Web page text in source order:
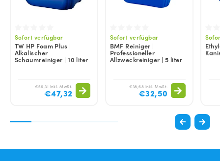
Sofort verfügbar
TW HP Foam Plus |
Alkalischer
Schaumreiniger | 10 liter
€56,31 Inkl. MwSt.
€47,32
Sofort verfügbar
BMF Reiniger |
Professioneller
Allzweckreiniger | 5 liter
€38,68 Inkl. MwSt.
€32,50